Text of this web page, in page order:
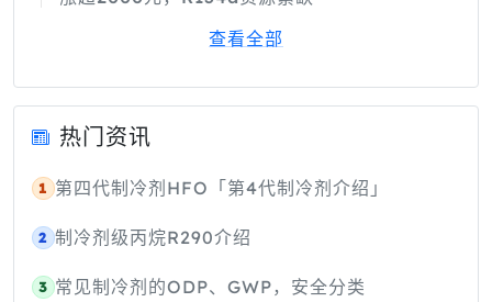
查看全部
热门资讯
1 第四代制冷剂HFO「第4代制冷剂介绍」
2 制冷剂级丙烷R290介绍
3 常见制冷剂的ODP、GWP，安全分类